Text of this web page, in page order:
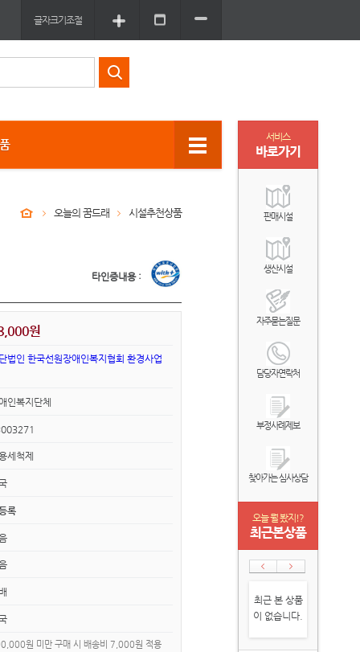
글자크기조절
오늘의 꿈드래 시설추천상품
타인증내용 :
원
법인 한국선원장애인복지협회 환경사업
인복지단체
세척제
록
원 미만 구매 시 배송비 7,000원 적용
서비스
바로가기
판매시설
생산시설
자주묻는질문
담당자연락처
부정사례제보
찾아가는 심사상담
오늘 뭘 봤지!?
최근본상품
최근 본 상품
이 없습니다.